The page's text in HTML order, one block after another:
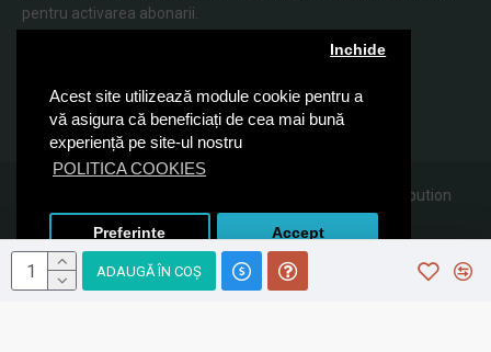
Acest site utilizează module cookie pentru a
vă asigura că beneficiați de cea mai bună
experiență pe site-ul nostru
POLITICA COOKIES
Inchide
Preferinte Accept
ADAUGĂ ÎN COŞ
pentru activarea abonarii.
Abonare
Am citit şi sunt de acord cu Politica de Confidentialitate
© 2019, Papir.ro, Toate drepturile rezervate Sanito Distribution